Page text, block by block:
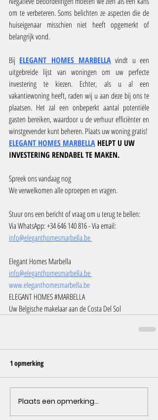
om te verbeteren. Soms belichten ze aspecten die de
huiseigenaar misschien niet heeft opgemerkt of
belangrijk vond.
Bij ELEGANT HOMES MARBELLA vindt u een
uitgebreide lijst van woningen om uw perfecte
investering te kiezen. Echter, als u al een
vakantiewoning heeft, raden wij u aan deze bij ons te
plaatsen. Het zal een onbeperkt aantal potentiële
gasten bereiken, waardoor u de verhuur efficiënter en
winstgevender kunt beheren. Plaats uw woning gratis!
ELEGANT HOMES MARBELLA HELPT U UW
INVESTERING RENDABEL TE MAKEN.
Spreek ons vandaag nog
We verwelkomen alle oproepen en vragen.
Stuur ons een bericht of vraag om u terug te bellen:
Via WhatsApp: +34 646 140 816 - Via email:
info@eleganthomesmarbella.be
Elegant Homes Marbella
info@eleganthomesmarbella.be
www.eleganthomesmarbella.be
ELEGANT HOMES #MARBELLA
Uw Belgische makelaar aan de Costa Del Sol
1 opmerking
Plaats een opmerking...